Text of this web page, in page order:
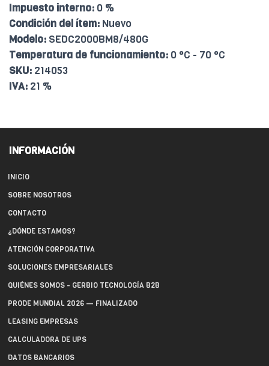
Impuesto interno: 0 %
Condición del ítem: Nuevo
Modelo: SEDC2000BM8/480G
Temperatura de funcionamiento: 0 °C - 70 °C
SKU: 214053
IVA: 21 %
INFORMACIÓN
INICIO
SOBRE NOSOTROS
CONTACTO
¿DÓNDE ESTAMOS?
ATENCIÓN CORPORATIVA
SOLUCIONES EMPRESARIALES
QUIÉNES SOMOS - GERBIO TECNOLOGÍA B2B
PRODE MUNDIAL 2026 — FINALIZADO
LEASING EMPRESAS
CALCULADORA DE UPS
DATOS BANCARIOS